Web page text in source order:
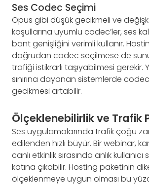
Ses Codec Seçimi
Opus gibi düşük gecikmeli ve
koşullarına uyumlu codec’ler, ses
bant genişliğini verimli kullanır.
doğrudan codec seçilmese de
trafiği istikrarlı taşıyabilmesi gerekir.
sınırına dayanan sistemlerde
gecikmesi artabilir.
Ölçeklenebilirlik ve Trafik
Ses uygulamalarında trafik çoğu
edilenden hızlı büyür. Bir webinar,
canlı etkinlik sırasında anlık kullanıcı
katına çıkabilir. Hosting paketinin
ölçeklenmeye uygun olması bu